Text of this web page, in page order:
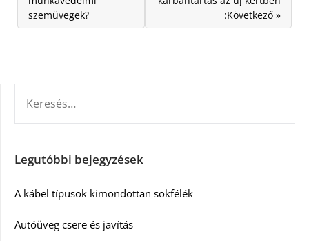
szemüvegek?
:Következő »
Legutóbbi bejegyzések
A kábel típusok kimondottan sokfélék
Autóüveg csere és javítás